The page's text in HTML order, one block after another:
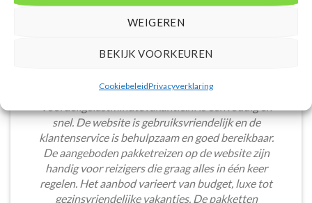
WEIGEREN
BEKIJK VOORKEUREN
CookiebeleidPrivacyverklaring
Het boeken van een lastminute vakantie via
snel. De website is gebruiksvriendelijk en de
klantenservice is behulpzaam en goed bereikbaar.
De aangeboden pakketreizen op de website zijn
handig voor reizigers die graag alles in één keer
regelen. Het aanbod varieert van budget, luxe tot
gezinsvriendelijke vakanties. De pakketten